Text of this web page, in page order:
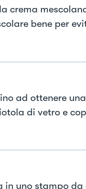
crema
bene per
ad ottenere
di vetro e
in uno stampo